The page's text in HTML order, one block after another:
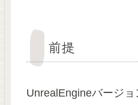
前提
UnrealEngineバージ